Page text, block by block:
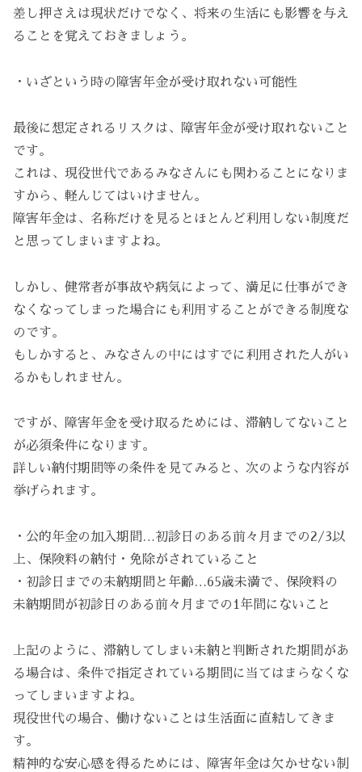
差し押さえは現状だけでなく、将来の生活にも影響を与え
ることを覚えておきましょう。
・いざという時の障害年金が受け取れない可能性
最後に想定されるリスクは、障害年金が受け取れないこと
です。
これは、現役世代であるみなさんにも関わることになりま
すから、軽んじてはいけません。
障害年金は、名称だけを見るとほとんど利用しない制度だ
と思ってしまいますよね。
しかし、健常者が事故や病気によって、満足に仕事ができ
なくなってしまった場合にも利用することができる制度な
のです。
もしかすると、みなさんの中にはすでに利用された人がい
るかもしれません。
ですが、障害年金を受け取るためには、滞納してないこと
が必須条件になります。
詳しい納付期間等の条件を見てみると、次のような内容が
挙げられます。
・公的年金の加入期間…初診日のある前々月までの2/3以
上、保険料の納付・免除がされていること
・初診日までの未納期間と年齢…65歳未満で、保険料の
未納期間が初診日のある前々月までの1年間にないこと
上記のように、滞納してしまい未納と判断された期間があ
る場合は、条件で指定されている期間に当てはまらなくな
ってしまいますよね。
現役世代の場合、働けないことは生活面に直結してきま
す。
精神的な安心感を得るためには、障害年金は欠かせない制